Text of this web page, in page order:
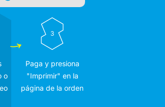
o
3
Paga y presiona
"Imprimir" en la
página de la orden